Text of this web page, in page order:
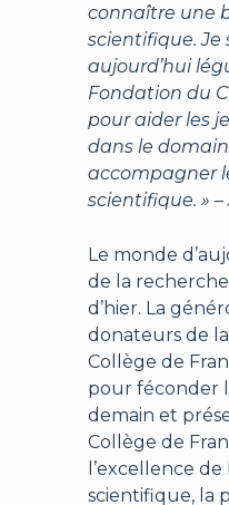
connaître une
scientifique. Je
aujourd’hui
Fondation du
pour aider les
dans le
accompagner
scientifique. » –
Le monde
de la
d’hier. La
donateurs de
Collège de
pour féconder
demain et
Collège de
l’excellence
scientifique, la